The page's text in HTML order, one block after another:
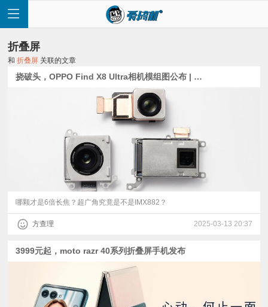
讯
折叠屏
和折叠屏 关联的文章
挠破头，OPPO Find X8 Ultra相机模组图公布 | 华为“矮胖型”小折叠定档3月20日
哪颗才是6倍长焦？超广角究竟是不是IMX882？
方查理 2025-03-13 20:37
3999元起，moto razr 40系列折叠屏手机发布